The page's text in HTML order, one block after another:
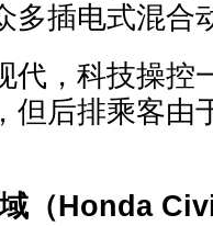
多插电式混合
，科技操控
但后排乘客由
（Honda